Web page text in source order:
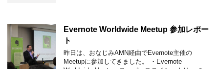
Evernote Worldwide Meetup 参加レポー
ト
昨日は、おなじみAMN経由でEvernote主催の
Meetupに参加してきました。 ・Evernote